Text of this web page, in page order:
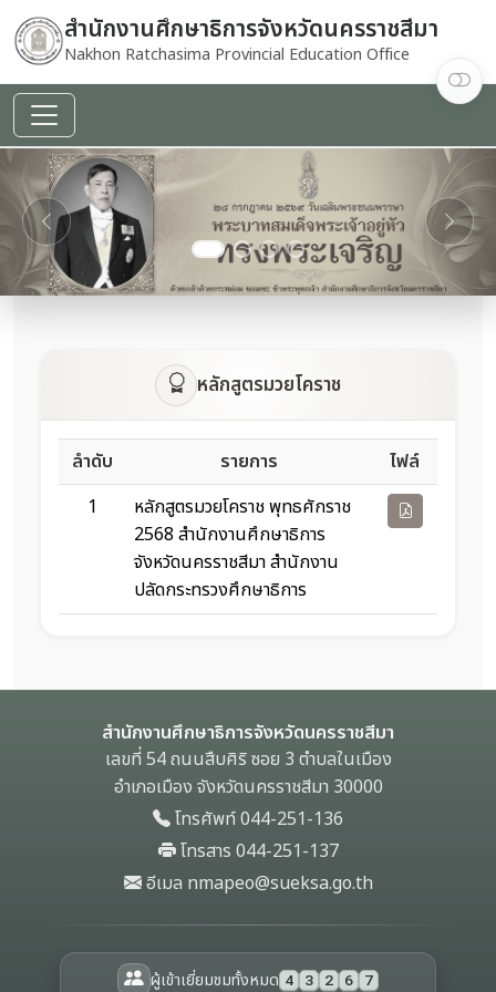
decoding="async"
fetchpriority="high"
referrerpolicy="no-
referrer">
สำนักงานศึกษาธิการจังหวัดนครราชสีมา
Nakhon Ratchasima Provincial Education Office
Previous Next
หลักสูตรมวยโคราช
ลำดับ รายการ
ไฟล์
1
หลักสูตรมวยโคราช พุทธศักราช
2568 สำนักงานศึกษาธิการ
จังหวัดนครราชสีมา สำนักงาน
ปลัดกระทรวงศึกษาธิการ
สำนักงานศึกษาธิการจังหวัดนครราชสีมา
เลขที่ 54 ถนนสืบศิริ ซอย 3 ตำบลในเมือง
อำเภอเมือง จังหวัดนครราชสีมา 30000
โทรศัพท์ 044-251-136
โทรสาร 044-251-137
อีเมล nmapeo@sueksa.go.th
ผู้เข้าเยี่ยมชมทั้งหมด 4 3 2 6 7